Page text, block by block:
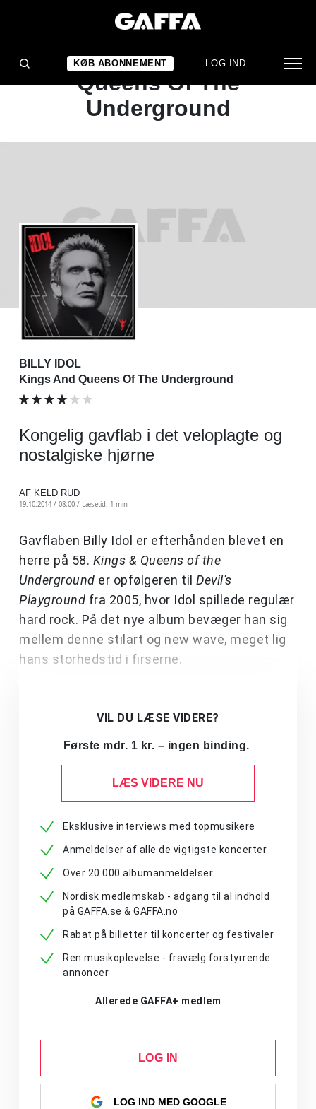
KØB ABONNEMENT LOG IND
ALBUMANMELDELSE
Billy Idol: Kings And
Queens Of The
Underground
BILLY IDOL
Kings And Queens Of The Underground
Kongelig gavflab i det veloplagte og
nostalgiske hjørne
AF KELD RUD
19.10.2014 / 08:00 / Læsetid: 1 min
Gavflaben Billy Idol er efterhånden blevet en
herre på 58. Kings & Queens of the
Underground er opfølgeren til Devil's
Playground fra 2005, hvor Idol spillede regulær
hard rock. På det nye album bevæger han sig
mellem denne stilart og new wave, meget lig
hans storhedstid i firserne.
VIL DU LÆSE VIDERE?
Første mdr. 1 kr. – ingen binding.
LÆS VIDERE NU
Eksklusive interviews med topmusikere
Anmeldelser af alle de vigtigste koncerter
Over 20.000 albumanmeldelser
Nordisk medlemskab - adgang til al indhold
på GAFFA.se & GAFFA.no
Rabat på billetter til koncerter og festivaler
Ren musikoplevelse - fravælg forstyrrende
annoncer
Allerede GAFFA+ medlem
LOG IN
LOG IND MED GOOGLE